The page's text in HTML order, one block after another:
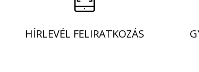
HÍRLEVÉL FELIRATKOZÁS